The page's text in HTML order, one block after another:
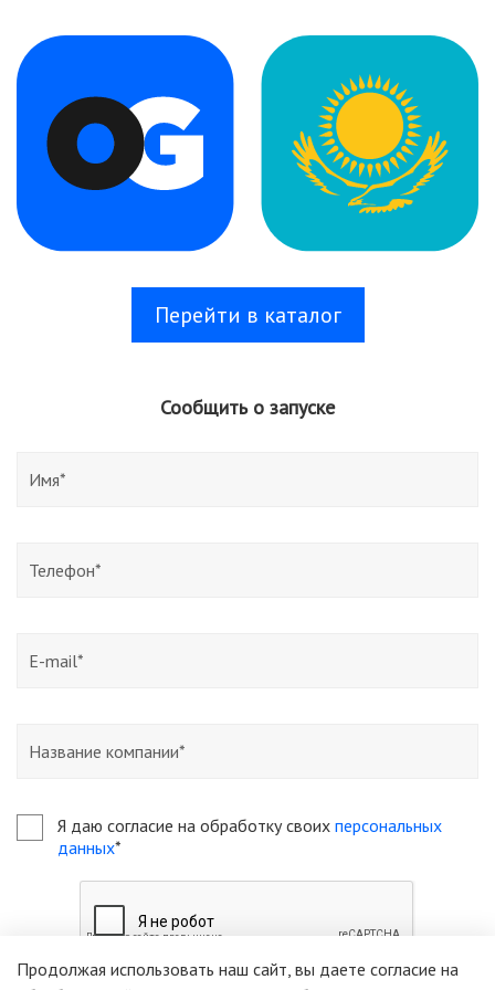
Перейти в каталог
Сообщить о запуске
Я даю согласие на обработку своих персональных
данных*
Продолжая использовать наш сайт, вы даете согласие на